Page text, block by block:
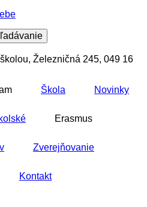
Železničná 245, 049 16
Škola Novinky
Erasmus
Zverejňovanie
Kontakt